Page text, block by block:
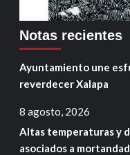
Notas recientes
Ayuntamiento une
reverdecer Xalapa
8 agosto, 2026
Altas temperaturas y
asociados a